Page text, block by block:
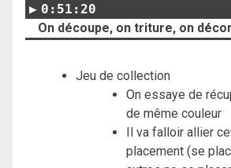
0:51:20
On découpe, on triture, on
Jeu de collection
On essaye de
de même couleur
Il va falloir allier
placement (se